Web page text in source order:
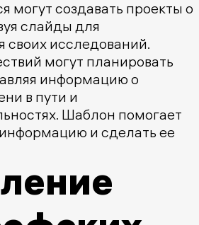
могут создавать проекты о
слайды для
своих исследований.
могут планировать
информацию о
в пути и
Шаблон помогает
и сделать ее